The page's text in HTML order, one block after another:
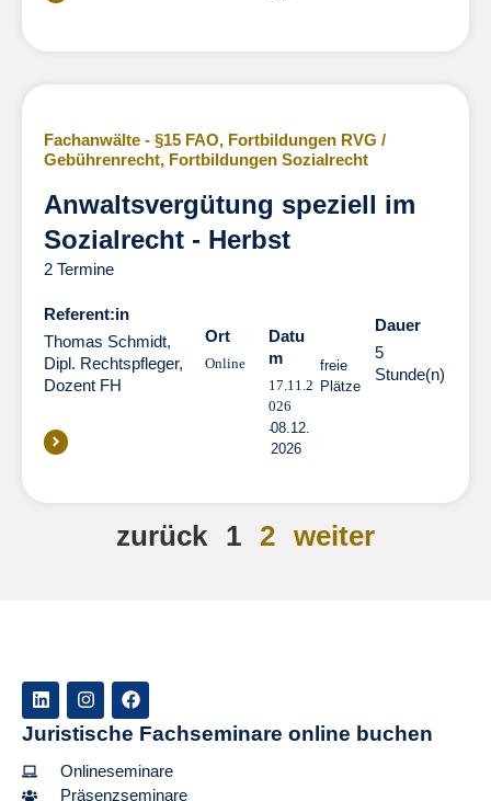
Fachanwälte - §15 FAO, Fortbildungen RVG /
Gebührenrecht, Fortbildungen Sozialrecht
Anwaltsvergütung speziell im
Sozialrecht - Herbst
2 Termine
Referent:in
Thomas Schmidt,
Dipl. Rechtspfleger,
Dozent FH
Ort
Online
Datu
m
17.11.2
026
08.12.
2026
freie
Plätze
Dauer
5
Stunde(n)
zurück 1 2 weiter
Juristische Fachseminare online buchen
Onlineseminare
Präsenzseminare